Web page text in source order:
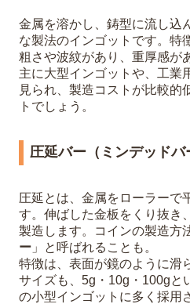
金属を溶かし、鋳型に流し込
な製法のインゴットです。特
粗さや波紋があり、重厚感が
主に大型インゴットや、工業
見られ、製造コストが比較的
トでしょう。
圧延バー（ミンデッドバ
圧延とは、金属をローラーで
す。伸ばした金板をくり抜き
製造します。コインの製造方
ー 」と呼ばれることも。
特徴は、表面が鏡のように滑
サイズも、5g・10g・100gと
の小型インゴットに多く採用